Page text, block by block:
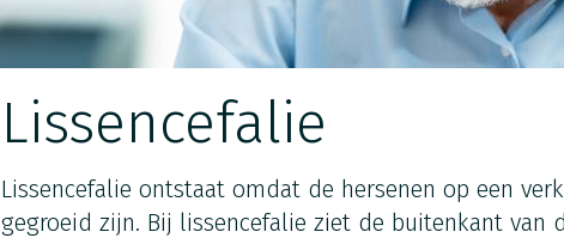
Lissencefalie
Lissencefalie ontstaat omdat de hersenen op een
gegroeid zijn. Bij lissencefalie ziet de buitenkant van